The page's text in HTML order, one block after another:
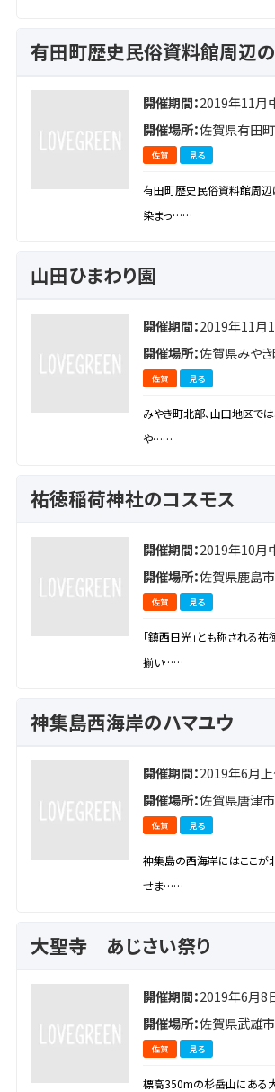
有田町歴史民俗資料館周辺
開催期間：2019年11月
開催場所：佐賀県有田
佐賀 見る
有田町歴史民俗資料館周辺
染まっ……
山田ひまわり園
開催期間：2019年11月
開催場所：佐賀県みや
佐賀 見る
みやき町北部、山田地区で
や……
祐徳稲荷神社のコスモス
開催期間：2019年10月
開催場所：佐賀県鹿島
佐賀 見る
「鎮西日光」とも称される
揃い……
神集島西海岸のハマユウ
開催期間：2019年6月
開催場所：佐賀県唐津
佐賀 見る
神集島の西海岸にはここが
せま……
大聖寺 あじさい祭り
開催期間：2019年6月8
開催場所：佐賀県武雄
佐賀 見る
標高350mの杉岳山にある大